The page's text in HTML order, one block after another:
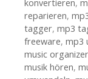
konvertieren,
reparieren,
tagger, mp3
freeware, mp3
music
musik hören,